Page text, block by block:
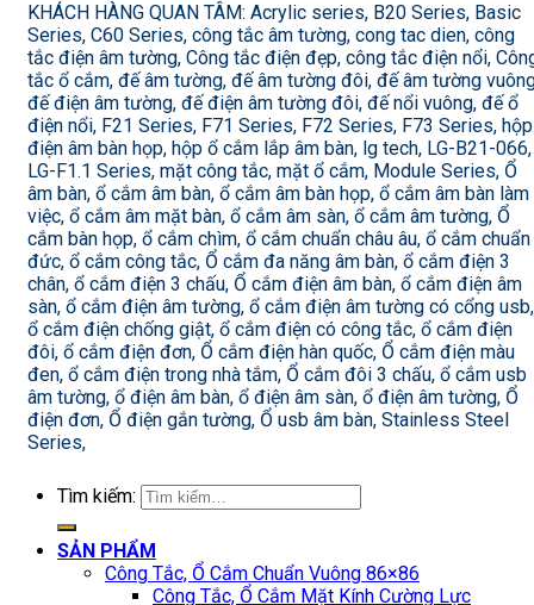
KHÁCH HÀNG QUAN TÂM: Acrylic series, B20 Series, Basic
Series, C60 Series, công tắc âm tường, cong tac dien, công
tắc điện âm tường, Công tắc điện đẹp, công tắc điện nổi,
tắc ổ cắm, đế âm tường, đế âm tường đôi, đế âm tường
đế điện âm tường, đế điện âm tường đôi, đế nổi vuông, đế ổ
điện nổi, F21 Series, F71 Series, F72 Series, F73 Series, hộp
điện âm bàn họp, hộp ổ cắm lắp âm bàn, lg tech, LG-B21-066,
LG-F1.1 Series, mặt công tắc, mặt ổ cắm, Module Series, Ổ
âm bàn, ổ cắm âm bàn, ổ cắm âm bàn họp, ổ cắm âm bàn làm
việc, ổ cắm âm mặt bàn, ổ cắm âm sàn, ổ cắm âm tường, Ổ
cắm bàn họp, ổ cắm chìm, ổ cắm chuẩn châu âu, ổ cắm chuẩn
đức, ổ cắm công tắc, Ổ cắm đa năng âm bàn, ổ cắm điện 3
chân, ổ cắm điện 3 chấu, Ổ cắm điện âm bàn, ổ cắm điện âm
sàn, ổ cắm điện âm tường, ổ cắm điện âm tường có cổng usb,
ổ cắm điện chống giật, ổ cắm điện có công tắc, ổ cắm điện
đôi, ổ cắm điện đơn, Ổ cắm điện hàn quốc, Ổ cắm điện màu
đen, ổ cắm điện trong nhà tắm, Ổ cắm đôi 3 chấu, ổ cắm usb
âm tường, ổ điện âm bàn, ổ điện âm sàn, ổ điện âm tường, Ổ
điện đơn, Ổ điện gắn tường, Ổ usb âm bàn, Stainless Steel
Series,
Tìm kiếm:
SẢN PHẨM
Công Tắc, Ổ Cắm Chuẩn Vuông 86×86
Công Tắc, Ổ Cắm Mặt Kính Cường Lực